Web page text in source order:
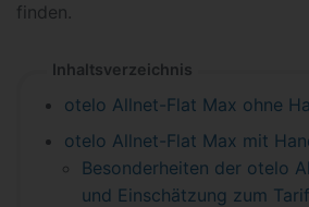
finden.
Inhaltsverzeichnis
otelo Allnet-Flat Max ohne
otelo Allnet-Flat Max mit
Besonderheiten der otelo
und Einschätzung zum Tarif